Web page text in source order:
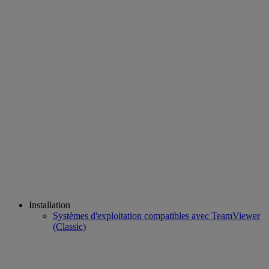
Installation
Systèmes d'exploitation compatibles avec TeamViewer
(Classic)